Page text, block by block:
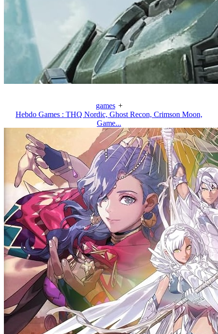
games +
Hebdo Games : THQ Nordic, Ghost Recon, Crimson Moon,
Game...